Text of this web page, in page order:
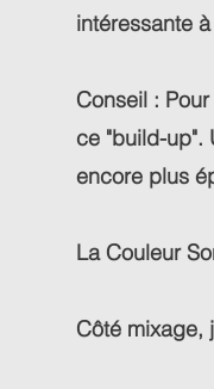
intéressante
Conseil :
ce "build-up".
encore plus
La Couleur
Côté mixage,